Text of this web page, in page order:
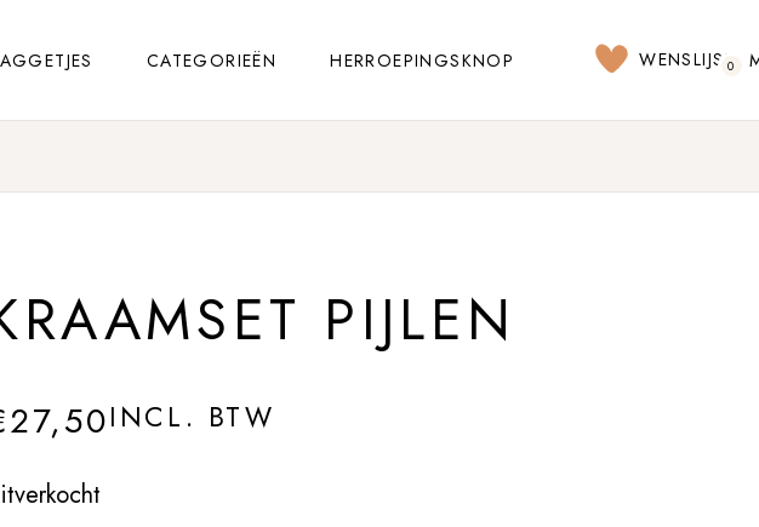
CATEGORIEËN HERROEPINGSKNOP WENSLIJST
0
PIJLEN
27,50INCL. BTW